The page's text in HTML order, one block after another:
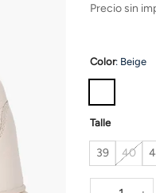
Precio sin
Color: Beige
Talle
39 40
Zapatilla